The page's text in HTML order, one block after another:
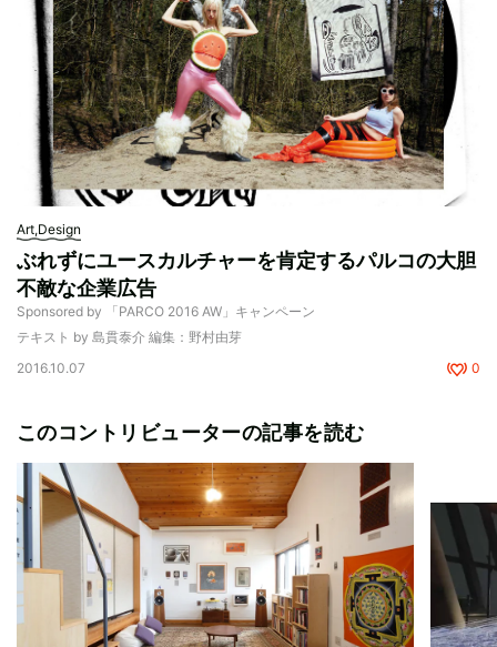
Art,Design
ぶれずにユースカルチャーを肯定するパルコの大胆
不敵な企業広告
Sponsored by 「PARCO 2016 AW」キャンペーン
テキスト by 島貫泰介 編集：野村由芽
2016.10.07
0
このコントリビューターの記事を読む